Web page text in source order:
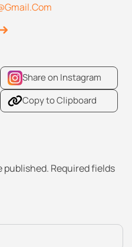
Share on Instagram
Copy to Clipboard
published. Required fields